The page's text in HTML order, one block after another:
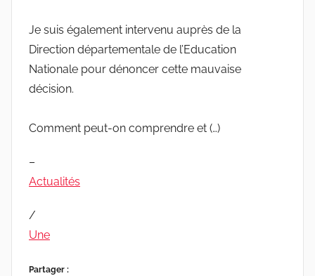
Je suis également intervenu auprès de la
Direction départementale de l’Education
Nationale pour dénoncer cette mauvaise
décision.
Comment peut-on comprendre et (…)
–
Actualités
/
Une
Partager :